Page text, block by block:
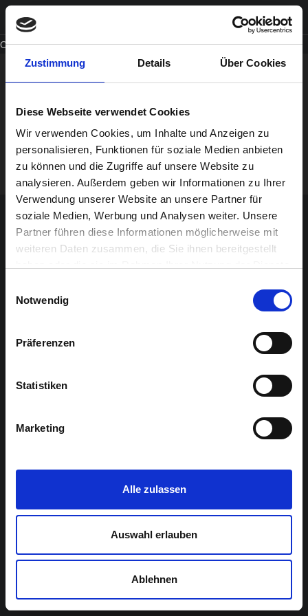
Zustimmung Details Über Cookies
Diese Webseite verwendet Cookies
Wir verwenden Cookies, um Inhalte und Anzeigen zu
personalisieren, Funktionen für soziale Medien anbieten
zu können und die Zugriffe auf unsere Website zu
analysieren. Außerdem geben wir Informationen zu Ihrer
Verwendung unserer Website an unsere Partner für
soziale Medien, Werbung und Analysen weiter. Unsere
Partner führen diese Informationen möglicherweise mit
weiteren Daten zusammen, die Sie ihnen bereitgestellt
Notwendig
Präferenzen
Statistiken
Marketing
Alle zulassen
Auswahl erlauben
Ablehnen
Oops, an error occurred! Code: 2026080804193076ee0703
Impressum Datenschutz